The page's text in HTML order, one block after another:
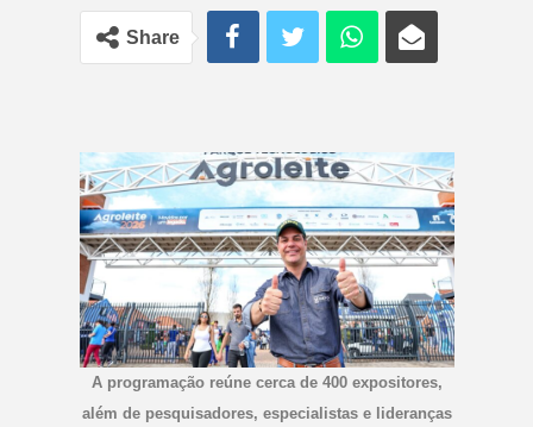
Share
A programação reúne cerca de 400 expositores,
além de pesquisadores, especialistas e lideranças